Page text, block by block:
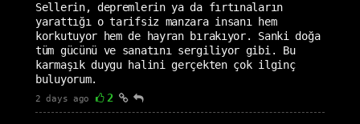
Sellerin, depremlerin ya da fırtınaların
yarattığı o tarifsiz manzara insanı hem
korkutuyor hem de hayran bırakıyor. Sanki doğa
tüm gücünü ve sanatını sergiliyor gibi. Bu
karmaşık duygu halini gerçekten çok ilginç
buluyorum.
2 days ago 2